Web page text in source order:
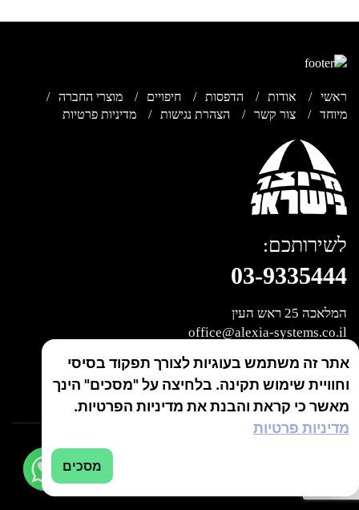
ראשי אודות הדפסות חיפויים
מוצרי החברה
מיוחד
צור קשר הצהרת נגישות מדיניות פרטיות
לשירותכם:
03-9335444
המלאכה 25 ראש העין
office@alexia-systems.co.il
אתר זה משתמש בעוגיות לצורך תפקוד בסיסי
וחוויית שימוש תקינה. בלחיצה על "מסכים" הינך
מאשר כי קראת והבנת את מדיניות הפרטיות.
מדיניות פרטיות
מסכים